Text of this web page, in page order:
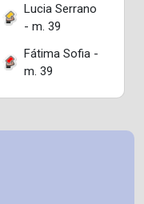
Lucia Serrano
- m. 39
Fátima Sofia -
m. 39